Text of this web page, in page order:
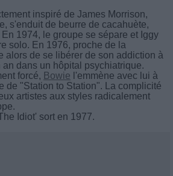
inspiré de James Morrison,
s'enduit de beurre de cacahuète,
1974, le groupe se sépare et Iggy
solo. En 1976, proche de la
alors de se libérer de son addiction à
an dans un hôpital psychiatrique.
forcé, Bowie l'emmène avec lui à
de "Station to Station". La complicité
artistes aux styles radicalement
Idiot' sort en 1977.